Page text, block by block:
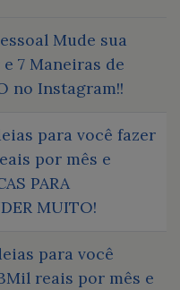
Mude sua
7 Maneiras de
no Instagram!!
para você fazer
por mês e
PARA
MUITO!
para você
reais por mês e